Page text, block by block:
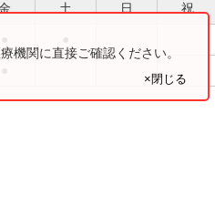
土 日 祝
機関に直接ご確認ください。
×閉じる